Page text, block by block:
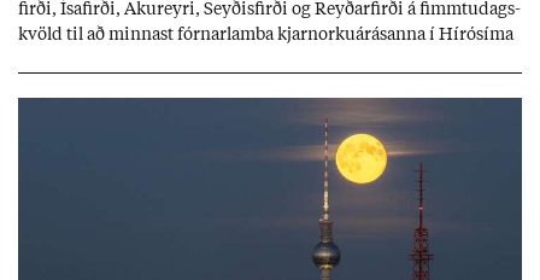
firði, Ísa­firði, Ak­ur­eyri, Seyð­is­firði og Reyð­ar­firði á fimmtu­dags­
kvöld til að minn­ast fórn­ar­lamba kjarn­orku­árás­anna í Hírósíma